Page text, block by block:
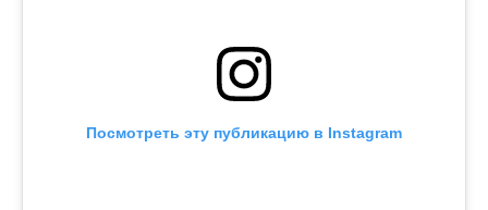
Посмотреть эту публикацию в Instagram